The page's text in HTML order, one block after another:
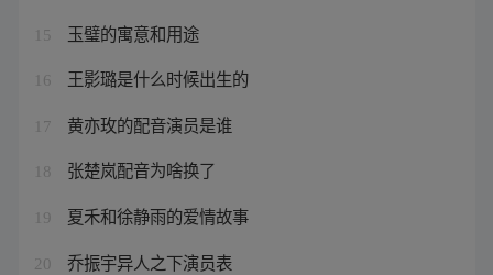
15 玉璧的寓意和用途
16 王影璐是什么时候出生的
17 黄亦玫的配音演员是谁
18 张楚岚配音为啥换了
19 夏禾和徐静雨的爱情故事
20 乔振宇异人之下演员表